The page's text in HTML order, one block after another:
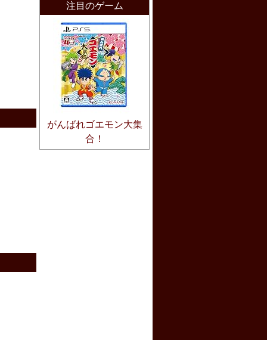
注目のゲーム
がんばれゴエモン大集
合！